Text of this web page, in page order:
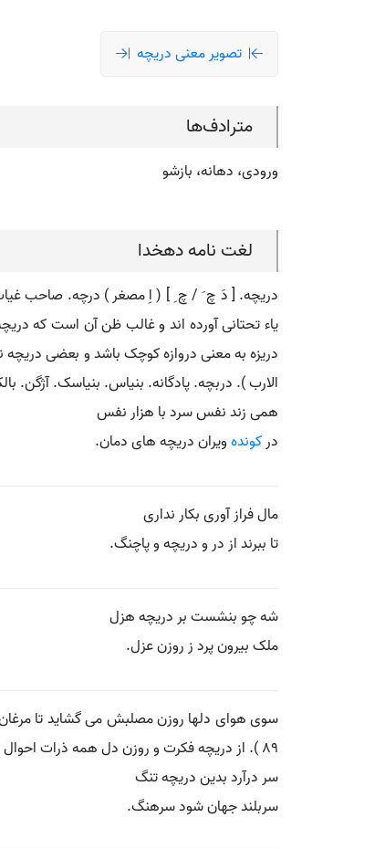
تصویر معنی دریچه
مترادف‌ها
ورودی، دهانه، بازشو
لغت نامه دهخدا
دریچه. [ دَ چ َ / چ ِ ] ( اِ مصغر ) درچه. صاحب غیاث
یاء تحتانی آورده اند و غالب ظن آن است که
دریزه به معنی دروازه کوچک باشد و بعضی دریچه
الارب ). دربچه. پادگانه. بنیاس. بنیاسک. آژگن.
همی زند نفس سرد با هزار نفس
درکوندهویران دریچه های دمان.
مال فراز آوری بکار نداری
تا ببرند از در و دریچه و پاچنگ.
شه چو بنشست بر دریچه هزل
ملک بیرون پرد ز روزن عزل.
سوی هوای دلها روزن مصلبش می گشاید تا
89 ). از دریچه فکرت و روزن دل همه ذرات احوال و دقایق اشکال، روشن و هویدا بیند. ( منشآت خاقانی چ دانشگاه ص 11 ).
سر درآرد بدین دریچه تنگ
سربلند جهان شود سرهنگ.